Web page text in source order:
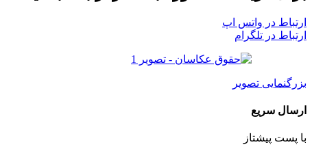
ارتباط در واتس اپ
ارتباط در تلگرام
بزرگنمایی تصویر
ارسال سریع
با پست پیشتاز